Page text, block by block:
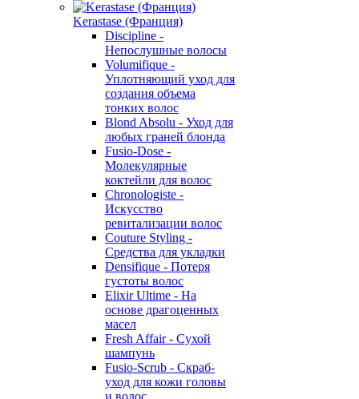
Kerastase (Франция)
Discipline -
Непослушные волосы
Volumifique -
Уплотняющий уход для
создания объема
тонких волос
Blond Absolu - Уход для
любых граней блонда
Fusio-Dose -
Молекулярные
коктейли для волос
Chronologiste -
Искусство
ревитализации волос
Couture Styling -
Средства для укладки
Densifique - Потеря
густоты волос
Elixir Ultime - На
основе драгоценных
масел
Fresh Affair - Сухой
шампунь
Fusio-Scrub - Скраб-
уход для кожи головы
и волос